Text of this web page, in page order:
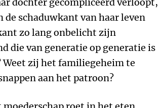
de schaduwkant van haar leven
zo lang onbelicht zijn
die van generatie op generatie is
Weet zij het familiegeheim te
aan het patroon?